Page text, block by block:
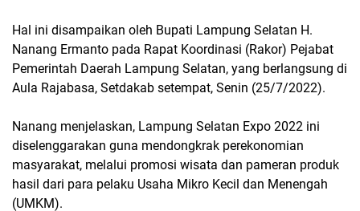
Hal ini disampaikan oleh Bupati Lampung Selatan H.
Nanang Ermanto pada Rapat Koordinasi (Rakor) Pejabat
Pemerintah Daerah Lampung Selatan, yang berlangsung di
Aula Rajabasa, Setdakab setempat, Senin (25/7/2022).
Nanang menjelaskan, Lampung Selatan Expo 2022 ini
diselenggarakan guna mendongkrak perekonomian
masyarakat, melalui promosi wisata dan pameran produk
hasil dari para pelaku Usaha Mikro Kecil dan Menengah
(UMKM).